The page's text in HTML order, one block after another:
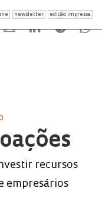
newsletter edição impressa
recursos
empresários